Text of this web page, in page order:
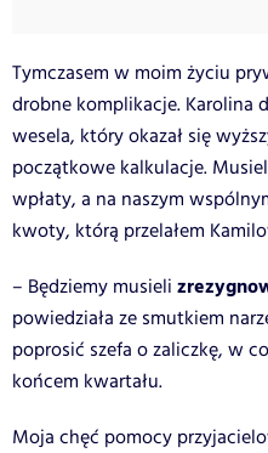
Tymczasem w moim życiu
drobne komplikacje. Karolina
wesela, który okazał się
początkowe kalkulacje.
wpłaty, a na naszym
kwoty, którą przelałem
– Będziemy musieli
powiedziała ze smutkiem
poprosić szefa o zaliczkę, w
końcem kwartału.
Moja chęć pomocy